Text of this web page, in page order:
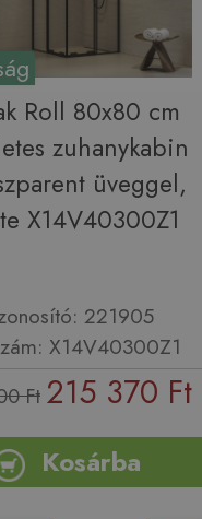
Roll 80x80 cm
zuhanykabin
üveggel,
X14V40300Z1
221905
X14V40300Z1
Ft 215 370 Ft
Kosárba